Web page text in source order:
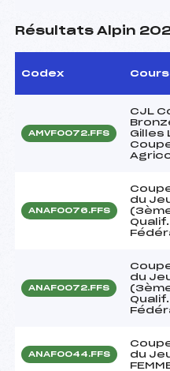
Résultats Alpin
Codex
AMVF0072.FFS
CJL
Gilles
ANAF0076.FFS
du
ANAF0072.FFS
du
ANAF0044.FFS
du